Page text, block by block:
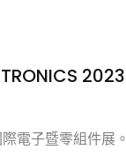
2023
電子暨零組件展。